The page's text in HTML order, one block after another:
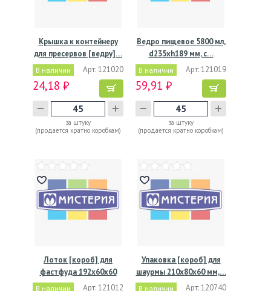
Крышка к контейнеру
для пресервов [ведру]…
В наличии Арт: 121020
24,18 ₽
за штуку
(продается кратно коробкам)
Ведро пищевое 5800 мл,
d235хh189 мм, с…
В наличии Арт: 121019
59,91 ₽
за штуку
(продается кратно коробкам)
Лоток [короб] для
фастфуда 192х60х60
мм,…
В наличии Арт: 121012
Упаковка [короб] для
шаурмы 210х80х60 мм,…
В наличии Арт: 120740